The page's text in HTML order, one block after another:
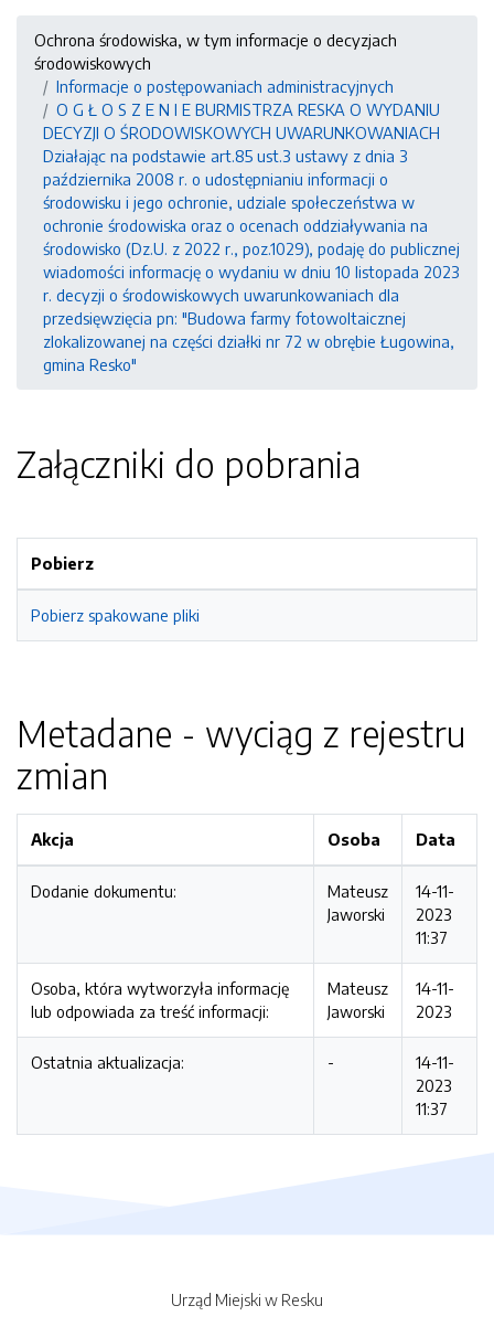
Ochrona środowiska, w tym informacje o decyzjach
środowiskowych
Informacje o postępowaniach administracyjnych
O G Ł O S Z E N I E BURMISTRZA RESKA O WYDANIU
DECYZJI O ŚRODOWISKOWYCH UWARUNKOWANIACH
Działając na podstawie art.85 ust.3 ustawy z dnia 3
października 2008 r. o udostępnianiu informacji o
środowisku i jego ochronie, udziale społeczeństwa w
ochronie środowiska oraz o ocenach oddziaływania na
środowisko (Dz.U. z 2022 r., poz.1029), podaję do publicznej
wiadomości informację o wydaniu w dniu 10 listopada 2023
r. decyzji o środowiskowych uwarunkowaniach dla
przedsięwzięcia pn: "Budowa farmy fotowoltaicznej
zlokalizowanej na części działki nr 72 w obrębie Ługowina,
gmina Resko"
Załączniki do pobrania
Pobierz
Pobierz spakowane pliki
Metadane - wyciąg z rejestru
zmian
Akcja Osoba Data
Dodanie dokumentu:
Mateusz
Jaworski
14-11-
2023
11:37
Osoba, która wytworzyła informację
lub odpowiada za treść informacji:
Mateusz
Jaworski
14-11-
2023
Ostatnia aktualizacja: -
14-11-
2023
11:37
Urząd Miejski w Resku